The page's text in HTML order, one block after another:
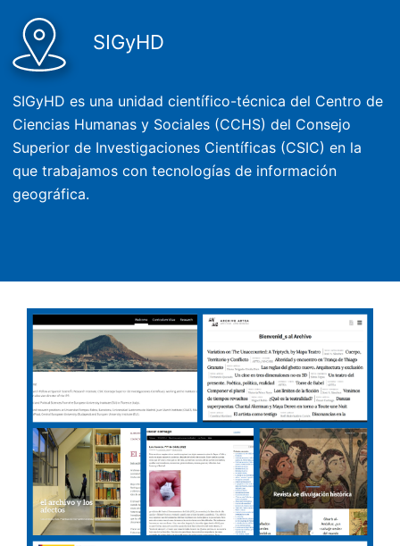
SIGyHD
SIGyHD es una unidad científico-técnica del Centro de
Ciencias Humanas y Sociales (CCHS) del Consejo
Superior de Investigaciones Científicas (CSIC) en la
que trabajamos con tecnologías de información
geográfica.